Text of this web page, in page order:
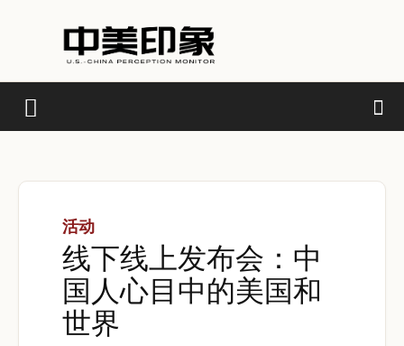
活动
线下线上发布会：中
国人心目中的美国和
世界